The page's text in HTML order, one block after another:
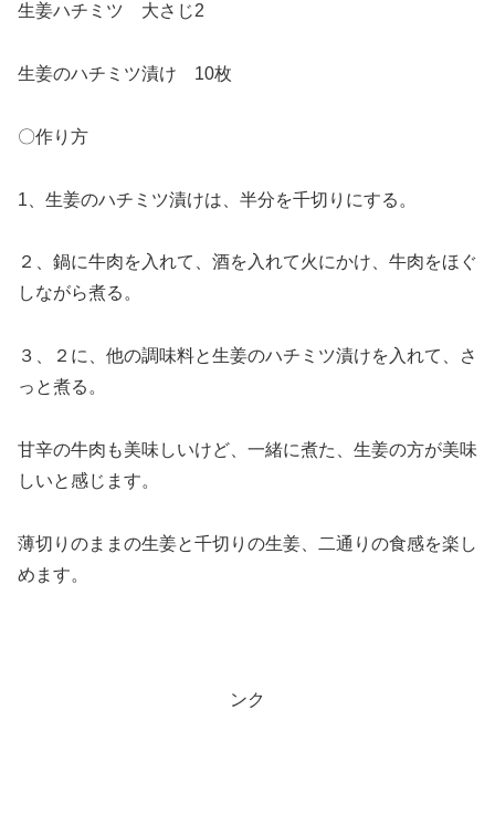
生姜ハチミツ 大さじ2
生姜のハチミツ漬け 10枚
〇作り方
1、生姜のハチミツ漬けは、半分を千切りにする。
２、鍋に牛肉を入れて、酒を入れて火にかけ、牛肉をほぐ
しながら煮る。
３、２に、他の調味料と生姜のハチミツ漬けを入れて、さ
っと煮る。
甘辛の牛肉も美味しいけど、一緒に煮た、生姜の方が美味
しいと感じます。
薄切りのままの生姜と千切りの生姜、二通りの食感を楽し
めます。
ンク